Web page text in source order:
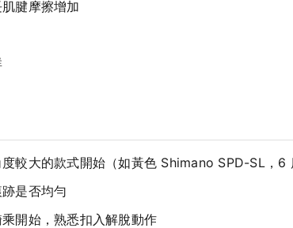
腱摩擦增加
度較大的款式開始（如黃色 Shimano SPD-SL，6
是否均勻
開始，熟悉扣入解脫動作